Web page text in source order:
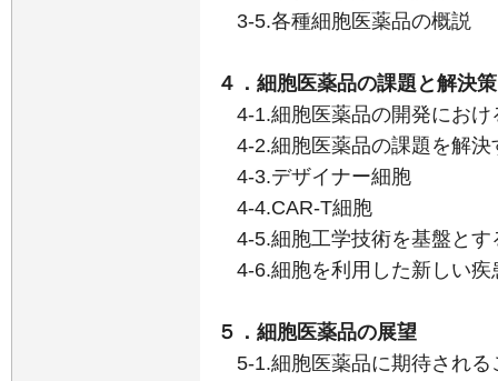
3-5.各種細胞医薬品の概説
４．細胞医薬品の課題と解決策
4-1.細胞医薬品の開発におけ
4-2.細胞医薬品の課題を解決
4-3.デザイナー細胞
4-4.CAR-T細胞
4-5.細胞工学技術を基盤とす
4-6.細胞を利用した新しい疾
５．細胞医薬品の展望
5-1.細胞医薬品に期待される